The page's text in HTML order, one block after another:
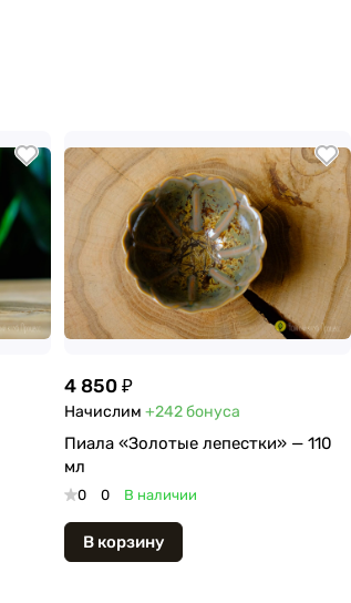
4 850 ₽
Начислим +242бонуса
Пиала «Золотые лепестки» — 110
мл
0 0 В наличии
В корзину